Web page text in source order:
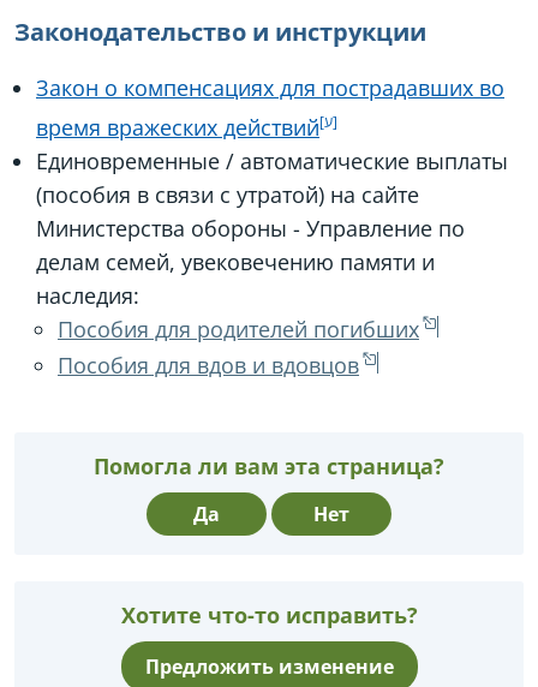
Законодательство и инструкции
Закон о компенсациях для пострадавших во
время вражеских действий
Единовременные / автоматические выплаты
(пособия в связи с утратой) на сайте
Министерства обороны - Управление по
делам семей, увековечению памяти и
наследия:
Пособия для родителей погибших
Пособия для вдов и вдовцов
Помогла ли вам эта страница?
Да Нет
Хотите что-то исправить?
Предложить изменение